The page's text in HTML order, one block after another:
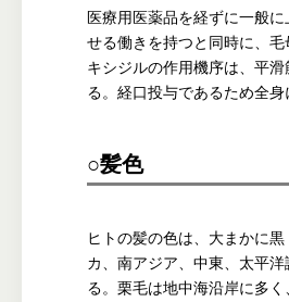
医療用医薬品を経ずに一般
せる働きを持つと同時に、
キシジルの作用機序は、平
る。経口投与であるため全
○髪色
ヒトの髪の色は、大まかに黒
カ、南アジア、中東、太平
る。栗毛は地中海沿岸に多